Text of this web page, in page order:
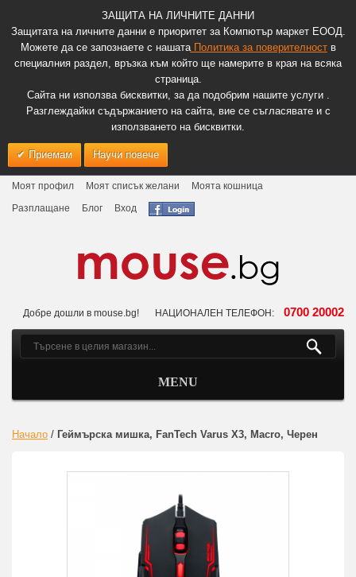
ЗАЩИТА НА ЛИЧНИТЕ ДАННИ
Защитата на личните данни е приоритет за Компютър маркет ЕООД.
Можете да се запознаете с нашатаПолитика за поверителноств
специалния раздел, връзка към който ще намерите в края на всяка
страница.
Сайта ни използва бисквитки, за да подобрим нашите услуги .
Разглеждайки съдържанието на сайта, вие се съгласявате и с
използването на бисквитки.
Приемам Научи повече
Моят профил Моят списък желани
Моята кошница
Разплащане
Блог Вход
Добре дошли в mouse.bg! НАЦИОНАЛЕН ТЕЛЕФОН: 0700 20002
MENU
Начало / Геймърска мишка, FanTech Varus X3, Macro, Черен